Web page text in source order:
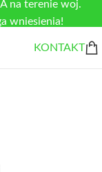
na terenie woj.
wniesienia!
KONTAKT